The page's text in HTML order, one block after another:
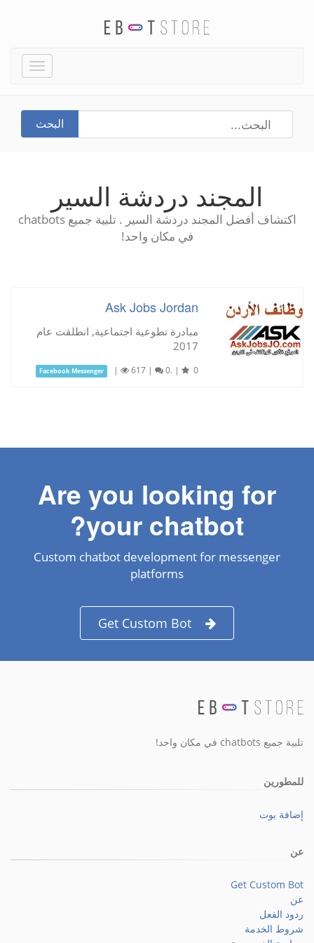
Toggle
البحث
المجند دردشة السير
اكتشاف أفضل المجند دردشة السير . تلبية جميع chatbots
في مكان واحد!
Ask Jobs Jordan
مبادرة تطوعية اجتماعية, انطلقت عام
2017
Facebook Messenger | 617 | 0. | 0
Are you looking for
your chatbot?
Custom chatbot development for messenger
platforms
Get Custom Bot
تلبية جميع chatbots في مكان واحد!
للمطورين
إضافة بوت
عن
Get Custom Bot
عن
ردود الفعل
شروط الخدمة